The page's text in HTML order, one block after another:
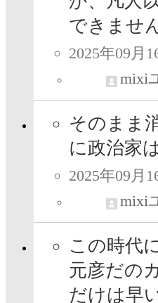
できませ
2025年09月
mixi
そのまま
に政治家
2025年09月
mixi
この時代
元彦だの
だけは早